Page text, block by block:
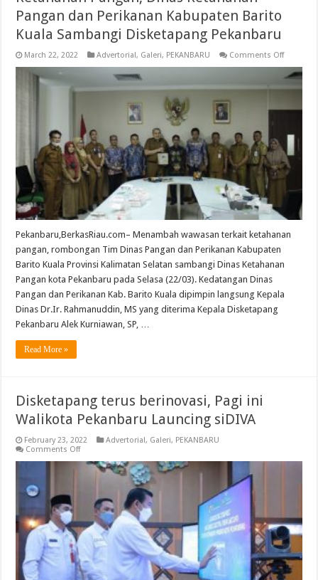
Pangan dan Perikanan Kabupaten Barito
Kuala Sambangi Disketapang Pekanbaru
March 22, 2022 Advertorial, Galeri, PEKANBARU Comments Offon
Dinas
dan
Barito
Kuala
Pekanbaru,BerkasRiau.com– Menambah wawasan terkait ketahanan
pangan, rombongan Tim Dinas Pangan dan Perikanan Kabupaten
Barito Kuala Provinsi Kalimatan Selatan sambangi Dinas Ketahanan
Pangan kota Pekanbaru pada Selasa (22/03). Kedatangan Dinas
Pangan dan Perikanan Kab. Barito Kuala dipimpin langsung Kepala
Dinas Dr.Ir. Rahmanuddin, MS yang diterima Kepala Disketapang
Pekanbaru Alek Kurniawan, SP, …
Read More »
Disketapang terus berinovasi, Pagi ini
Walikota Pekanbaru Launcing siDIVA
February 23, 2022 Advertorial, Galeri, PEKANBARU
Comments Offon
terus
berinovasi,
Walikota
Pekanbaru
Launcing
siDIVA